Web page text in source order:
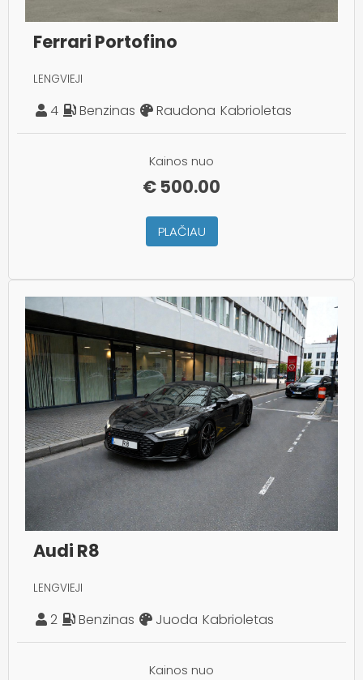
Ferrari Portofino
LENGVIEJI
4 Benzinas Raudona Kabrioletas
Kainos nuo
€ 500.00
PLAČIAU
Audi R8
LENGVIEJI
2 Benzinas Juoda Kabrioletas
Kainos nuo